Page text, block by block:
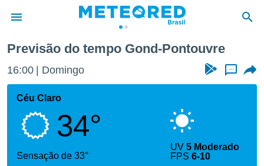
da
fornecidas
a este
Previsão do tempo Gond-Pontouvre
16:00 Domingo ...
Céu Claro
34°
Sensação de 33°
UV5 Moderado
FPS6-10